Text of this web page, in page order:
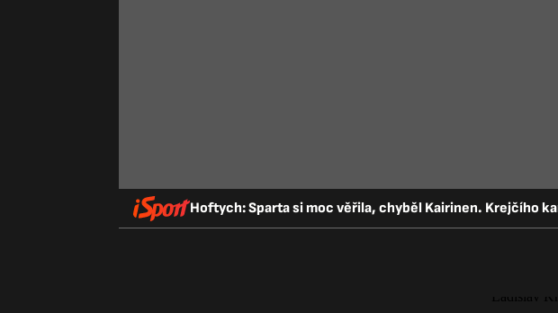
Hoftych: Sparta si moc věřila, chyběl Kairinen. Krejčího